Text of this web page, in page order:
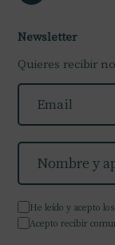
Newsletter
Quieres recibir
He leído y acepto los
Acepto recibir